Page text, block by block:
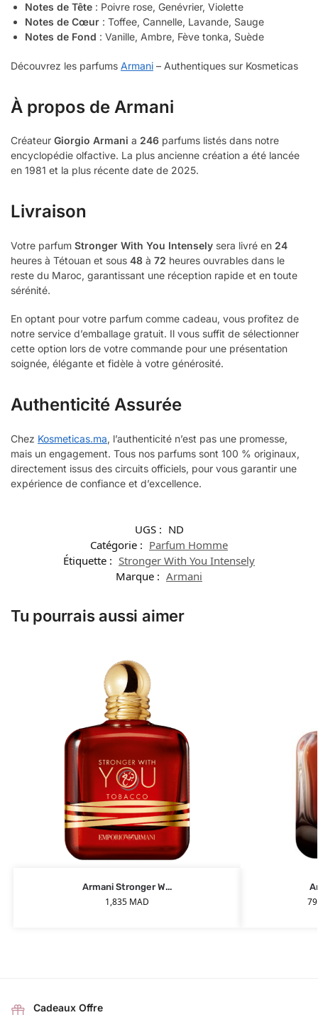
Notes de Tête : Poivre rose, Genévrier, Violette
Notes de Cœur : Toffee, Cannelle, Lavande, Sauge
Notes de Fond : Vanille, Ambre, Fève tonka, Suède
Découvrez les parfums Armani – Authentiques sur Kosmeticas
À propos de Armani
Créateur Giorgio Armani a 246 parfums listés dans notre
encyclopédie olfactive. La plus ancienne création a été lancée
en 1981 et la plus récente date de 2025.
Livraison
Votre parfum Stronger With You Intensely sera livré en 24
heures à Tétouan et sous 48 à 72 heures ouvrables dans le
reste du Maroc, garantissant une réception rapide et en toute
sérénité.
En optant pour votre parfum comme cadeau, vous profitez de
notre service d’emballage gratuit. Il vous suffit de sélectionner
cette option lors de votre commande pour une présentation
soignée, élégante et fidèle à votre générosité.
Authenticité Assurée
Chez Kosmeticas.ma, l’authenticité n’est pas une promesse,
mais un engagement. Tous nos parfums sont 100 % originaux,
directement issus des circuits officiels, pour vous garantir une
expérience de confiance et d’excellence.
UGS : ND
Catégorie : Parfum Homme
Étiquette : Stronger With You Intensely
Marque : Armani
Tu pourrais aussi aimer
Armani Stronger W...
1,835 MAD
Cadeaux Offre